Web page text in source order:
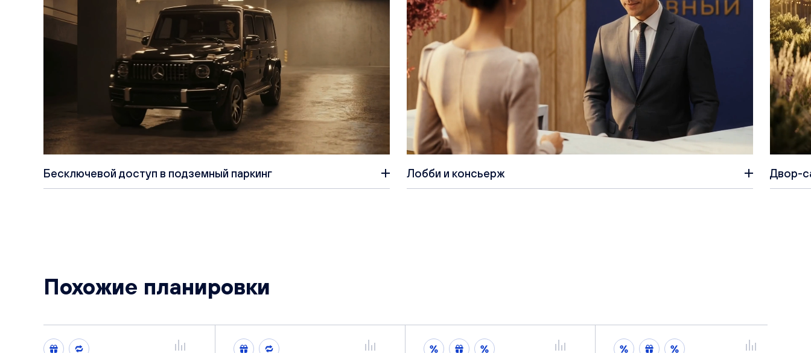
Бесключевой доступ в подземный паркинг Лобби и консьерж Двор-
Похожие планировки